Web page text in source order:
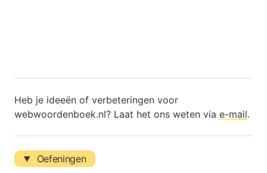
Heb je ideeën of verbeteringen voor
webwoordenboek.nl? Laat het ons weten via e-mail.
Oefeningen